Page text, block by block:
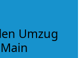
Umzug